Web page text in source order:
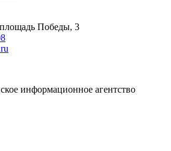
Победы, 3
информационное агентство